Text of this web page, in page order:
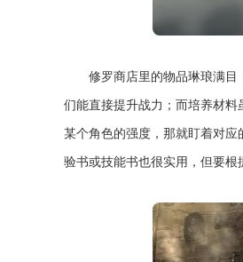
修罗商店里的物品琳琅满
们能直接提升战力；而培养材
某个角色的强度，那就盯着对
验书或技能书也很实用，但要根